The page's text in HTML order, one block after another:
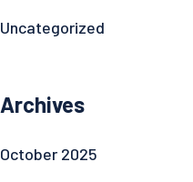
Uncategorized
Archives
October 2025